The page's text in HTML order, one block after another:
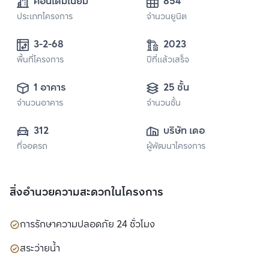
ประเภทโครงการ จำนวนยูนิต
3-2-68
พื้นที่โครงการ
2023
ปีที่แล้วเสร็จ
1 อาคาร
จำนวนอาคาร
25 ชั้น
จำนวนชั้น
312
ที่จอดรถ
บริษัท เดอะแวลู
พร็อพเพอร์ตี้ ดี
ผู้พัฒนาโครงการ
สิ่งอำนวยความสะดวกในโครงการ
การรักษาความปลอดภัย 24 ชั่วโมง
สระว่ายน้ำ